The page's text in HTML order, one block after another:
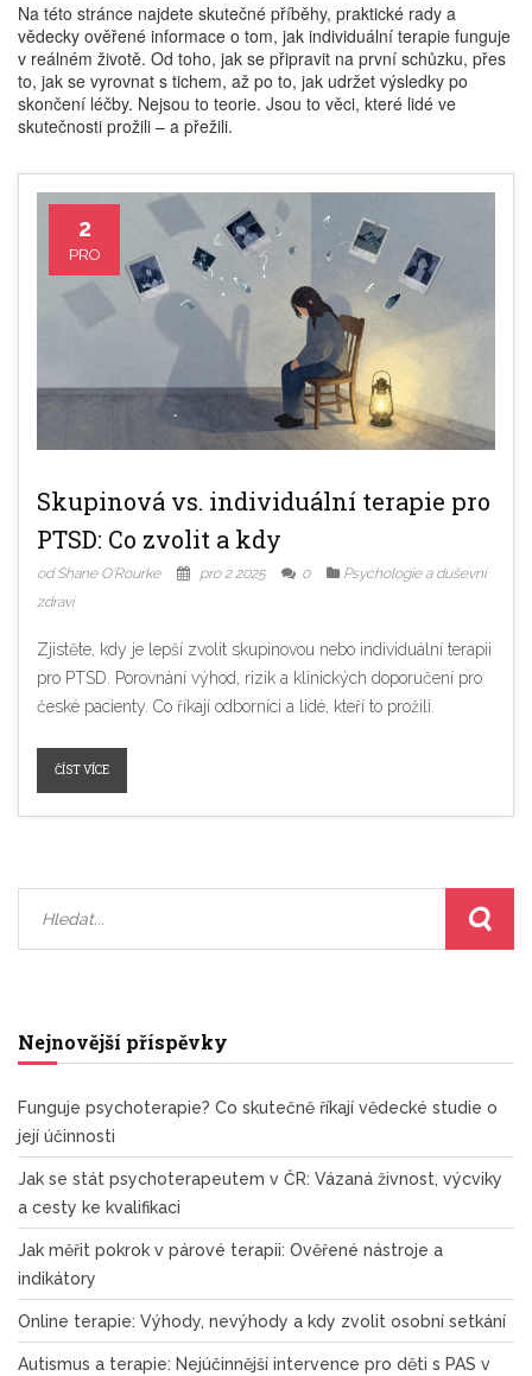
Na této stránce najdete skutečné příběhy, praktické rady a
vědecky ověřené informace o tom, jak individuální terapie funguje
v reálném životě. Od toho, jak se připravit na první schůzku, přes
to, jak se vyrovnat s tichem, až po to, jak udržet výsledky po
skončení léčby. Nejsou to teorie. Jsou to věci, které lidé ve
skutečnosti prožili – a přežili.
2
PRO
Skupinová vs. individuální terapie pro
PTSD: Co zvolit a kdy
od Shane O'Rourke pro 2 2025 0
Psychologie a duševní
zdraví
Zjistěte, kdy je lepší zvolit skupinovou nebo individuální terapii
pro PTSD. Porovnání výhod, rizik a klinických doporučení pro
české pacienty. Co říkají odborníci a lidé, kteří to prožili.
ČÍST VÍCE
Nejnovější příspěvky
Funguje psychoterapie? Co skutečně říkají vědecké studie o
její účinnosti
Jak se stát psychoterapeutem v ČR: Vázaná živnost, výcviky
a cesty ke kvalifikaci
Jak měřit pokrok v párové terapii: Ověřené nástroje a
indikátory
Online terapie: Výhody, nevýhody a kdy zvolit osobní setkání
Autismus a terapie: Nejúčinnější intervence pro děti s PAS v